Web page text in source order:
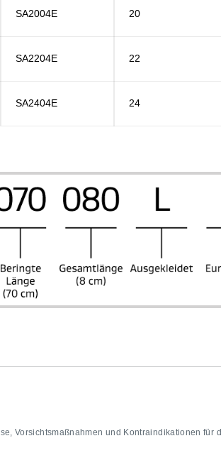
SA2004E 20
SA2204E 22
SA2404E 24
Vorsichtsmaßnahmen und Kontraindikationen